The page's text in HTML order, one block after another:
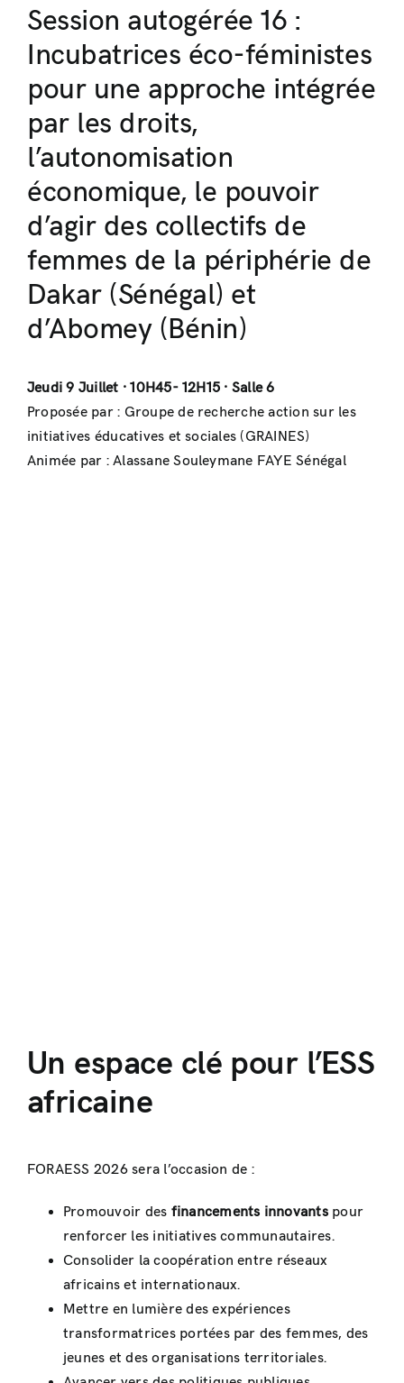
Session autogérée 16 :
Incubatrices éco-féministes
pour une approche intégrée
par les droits,
l’autonomisation
économique, le pouvoir
d’agir des collectifs de
femmes de la périphérie de
Dakar (Sénégal) et
d’Abomey (Bénin)
Jeudi 9 Juillet · 10H45- 12H15 · Salle 6
Proposée par : Groupe de recherche action sur les
initiatives éducatives et sociales (GRAINES)
Animée par : Alassane Souleymane FAYE Sénégal
Un espace clé pour l’ESS
africaine
FORAESS 2026 sera l’occasion de :
Promouvoir des financements innovantspour
renforcer les initiatives communautaires.
Consolider la coopération entre réseaux
africains et internationaux.
Mettre en lumière des expériences
transformatrices portées par des femmes, des
jeunes et des organisations territoriales.